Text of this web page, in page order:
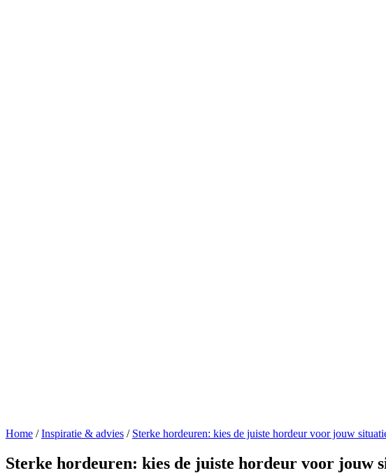
Home / Inspiratie & advies / Sterke hordeuren: kies de juiste hordeur voor jouw
Sterke hordeuren: kies de juiste hordeur voor jouw